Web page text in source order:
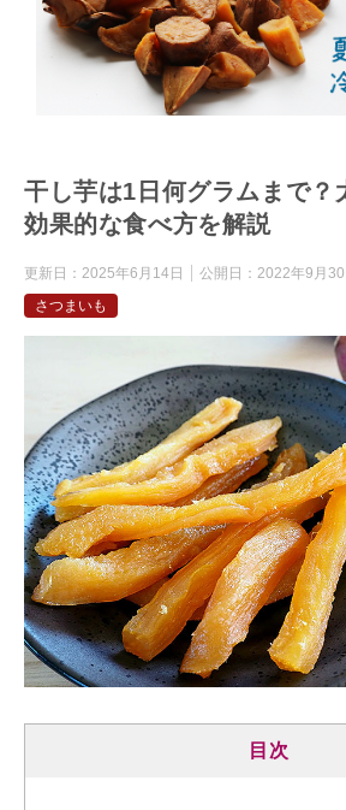
干し芋は1日何グラムまで？
効果的な食べ方を解説
更新日： 2025年6月14日 公開日： 2022年9月30
さつまいも
目次